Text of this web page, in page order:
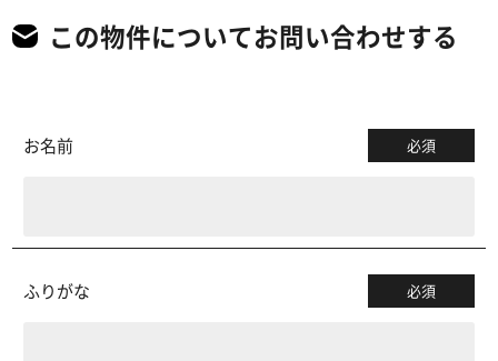
この物件についてお問い合わせする
お名前 必須
ふりがな 必須